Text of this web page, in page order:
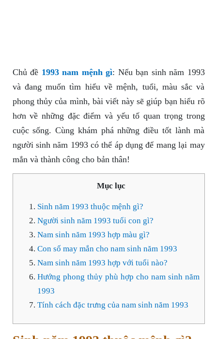
Chủ đề 1993 nam mệnh gì: Nếu bạn sinh năm 1993
và đang muốn tìm hiểu về mệnh, tuổi, màu sắc và
phong thủy của mình, bài viết này sẽ giúp bạn hiểu rõ
hơn về những đặc điểm và yếu tố quan trọng trong
cuộc sống. Cùng khám phá những điều tốt lành mà
người sinh năm 1993 có thể áp dụng để mang lại may
mắn và thành công cho bản thân!
Mục lục
Sinh năm 1993 thuộc mệnh gì?
Người sinh năm 1993 tuổi con gì?
Nam sinh năm 1993 hợp màu gì?
Con số may mắn cho nam sinh năm 1993
Nam sinh năm 1993 hợp với tuổi nào?
Hướng phong thủy phù hợp cho nam sinh năm
1993
Tính cách đặc trưng của nam sinh năm 1993